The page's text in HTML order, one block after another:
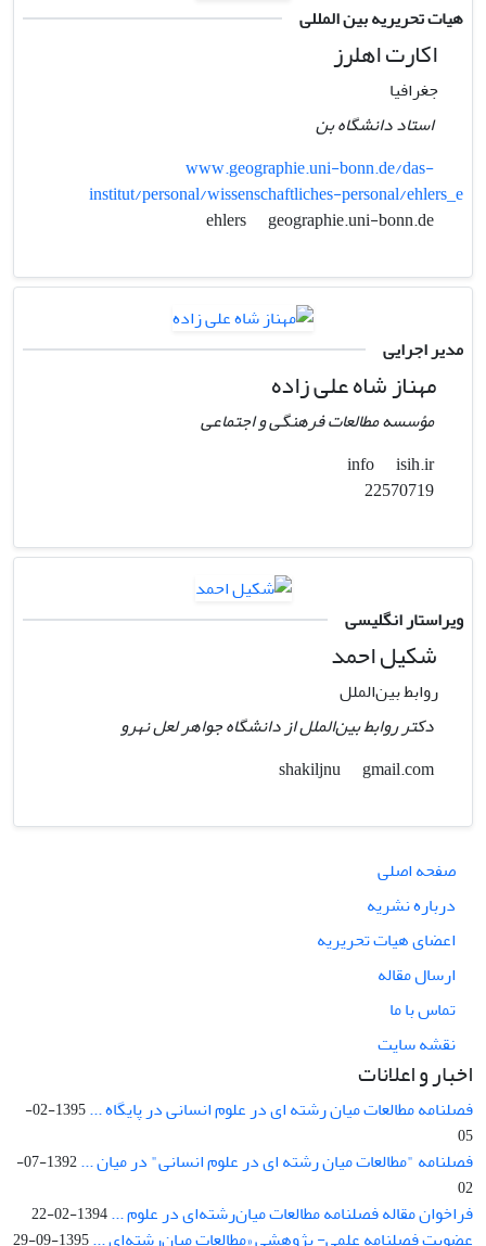
هیات تحریریه بین المللی
اکارت اهلرز
جغرافیا
استاد دانشگاه بن
www.geographie.uni-bonn.de/das-
institut/personal/wissenschaftliches-personal/ehlers_e
geographie.uni-bonn.de
مدیر اجرایی
مهناز شاه علی زاده
مؤسسه مطالعات فرهنگی و اجتماعی
info
isih.ir
ویراستار انگلیسی
شکیل احمد
روابط بین‌الملل
دکتر روابط بین‌الملل از دانشگاه جواهر لعل نهرو
gmail.com
صفحه اصلی
درباره نشریه
اعضای هیات تحریریه
ارسال مقاله
تماس با ما
نقشه سایت
اخبار و اعلانات
فصلنامه مطالعات میان رشته ای در علوم انسانی در پایگاه ...
1395-02-
05
فصلنامه "مطالعات میان رشته ای در علوم انسانی" در میان ...
1392-07-
02
فراخوان مقاله فصلنامه مطالعات میان‌رشته‌ای در علوم ...1394-02-22